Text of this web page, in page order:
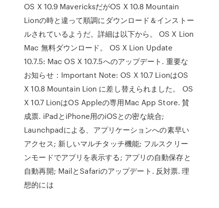
OS X 10.9 MavericksだがOS X 10.8 Mountain
Lionの時と違って順調にダウンロード＆インストー
ルされているようだ。詳細は以下から。 OS X Lion
Mac 無料ダウンロード。 OS X Lion Update
10.7.5: Mac OS X 10.7.5へのアップデート. 重要な
お知らせ：Important Note: OS X 10.7 LionはOS
X 10.8 Mountain Lion に差し替えられました。 OS
X 10.7 LionはOS Appleの専用Mac App Store. 賛
成票. iPadとiPhone用のiOSとの密な統合;
Launchpadによる、アプリケーションへの素早い
アクセス; 新しいマルチタッチ機能; フルスクリー
ンモードでアプリを表示する; アプリの自動保存と
自動再開; MailとSafariのアップデート. 反対票. 理
想的には